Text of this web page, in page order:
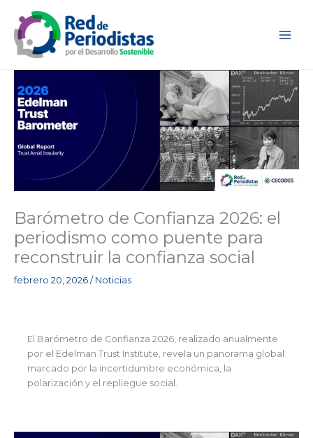
contenido
Barómetro de Confianza 2026: el
periodismo como puente para
reconstruir la confianza social
febrero 20, 2026 / Noticias
El Barómetro de Confianza 2026, realizado anualmente
por el Edelman Trust Institute, revela un panorama global
marcado por la incertidumbre económica, la
polarización y el repliegue social.